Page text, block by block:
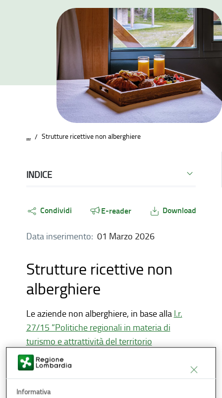
... / Strutture ricettive non alberghiere
INDICE
Condividi E-reader Download
Data inserimento: 01 Marzo 2026
Strutture ricettive non
alberghiere
Le aziende non alberghiere, in base alla l.r.
27/15 “Politiche regionali in materia di
turismo e attrattività del territorio
lombardo”
soggiorno di persone o gruppi gestite da
Informativa